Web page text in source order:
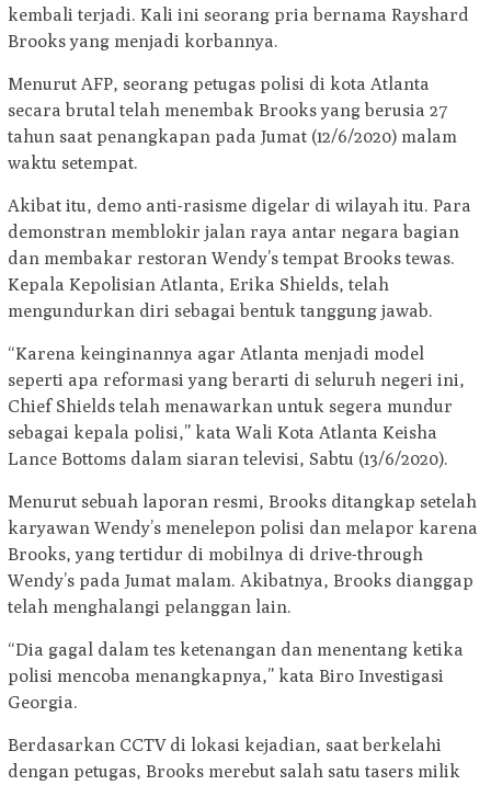
kembali terjadi. Kali ini seorang pria bernama Rayshard
Brooks yang menjadi korbannya.
Menurut AFP, seorang petugas polisi di kota Atlanta
secara brutal telah menembak Brooks yang berusia 27
tahun saat penangkapan pada Jumat (12/6/2020) malam
waktu setempat.
Akibat itu, demo anti-rasisme digelar di wilayah itu. Para
demonstran memblokir jalan raya antar negara bagian
dan membakar restoran Wendy’s tempat Brooks tewas.
Kepala Kepolisian Atlanta, Erika Shields, telah
mengundurkan diri sebagai bentuk tanggung jawab.
“Karena keinginannya agar Atlanta menjadi model
seperti apa reformasi yang berarti di seluruh negeri ini,
Chief Shields telah menawarkan untuk segera mundur
sebagai kepala polisi,” kata Wali Kota Atlanta Keisha
Lance Bottoms dalam siaran televisi, Sabtu (13/6/2020).
Menurut sebuah laporan resmi, Brooks ditangkap setelah
karyawan Wendy’s menelepon polisi dan melapor karena
Brooks, yang tertidur di mobilnya di drive-through
Wendy’s pada Jumat malam. Akibatnya, Brooks dianggap
telah menghalangi pelanggan lain.
“Dia gagal dalam tes ketenangan dan menentang ketika
polisi mencoba menangkapnya,” kata Biro Investigasi
Georgia.
Berdasarkan CCTV di lokasi kejadian, saat berkelahi
dengan petugas, Brooks merebut salah satu tasers milik